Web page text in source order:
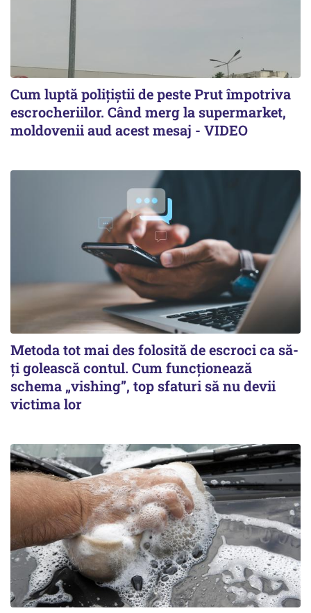
Cum luptă polițiștii de peste Prut împotriva
escrocheriilor. Când merg la supermarket,
moldovenii aud acest mesaj - VIDEO
Metoda tot mai des folosită de escroci ca să-
ți golească contul. Cum funcționează
schema „vishing”, top sfaturi să nu devii
victima lor